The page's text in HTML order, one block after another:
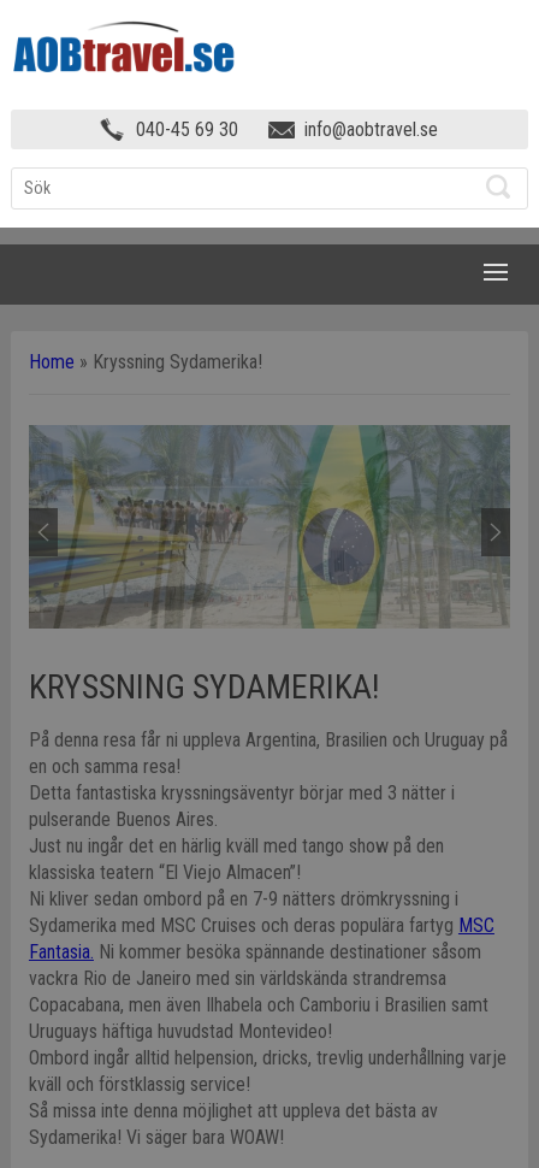
040-45 69 30 info@aobtravel.se
Home » Kryssning Sydamerika!
KRYSSNING SYDAMERIKA!
På denna resa får ni uppleva Argentina, Brasilien och Uruguay på
en och samma resa!
Detta fantastiska kryssningsäventyr börjar med 3 nätter i
pulserande Buenos Aires.
Just nu ingår det en härlig kväll med tango show på den
klassiska teatern “El Viejo Almacen”!
Ni kliver sedan ombord på en 7-9 nätters drömkryssning i
Sydamerika med MSC Cruises och deras populära fartyg MSC
Fantasia. Ni kommer besöka spännande destinationer såsom
vackra Rio de Janeiro med sin världskända strandremsa
Copacabana, men även Ilhabela och Camboriu i Brasilien samt
Uruguays häftiga huvudstad Montevideo!
Ombord ingår alltid helpension, dricks, trevlig underhållning varje
kväll och förstklassig service!
Så missa inte denna möjlighet att uppleva det bästa av
Sydamerika! Vi säger bara WOAW!